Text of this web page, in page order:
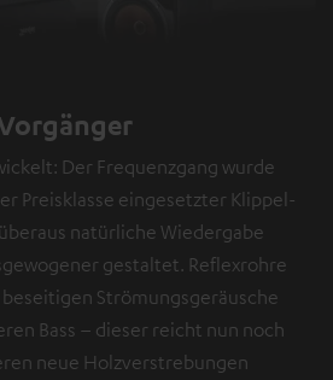
Der Frequenzgang wurde
Preisklasse eingesetzter Klippel-
natürliche Wiedergabe
gestaltet. Reflexrohre
Strömungsgeräusche
Bass – dieser reicht nun noch
neue Holzverstrebungen